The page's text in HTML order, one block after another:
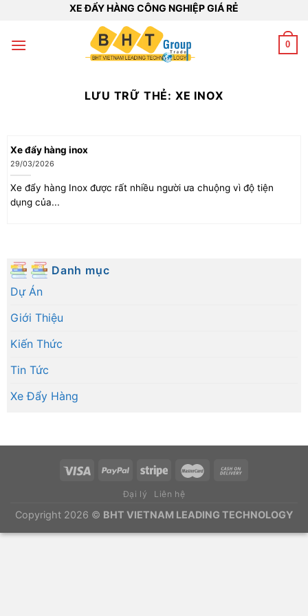
nội
XE ĐẨY HÀNG CÔNG NGHIỆP GIÁ RẺ
0
LƯU TRỮ THẺ: XE INOX
Xe đẩy hàng inox
29/03/2026
Xe đẩy hàng Inox được rất nhiều người ưa chuộng vì độ tiện
dụng của...
Danh mục
Dự Án
Giới Thiệu
Kiến Thức
Tin Tức
Xe Đẩy Hàng
Đại lý Liên hệ
Copyright 2026 © BHT VIETNAM LEADING TECHNOLOGY